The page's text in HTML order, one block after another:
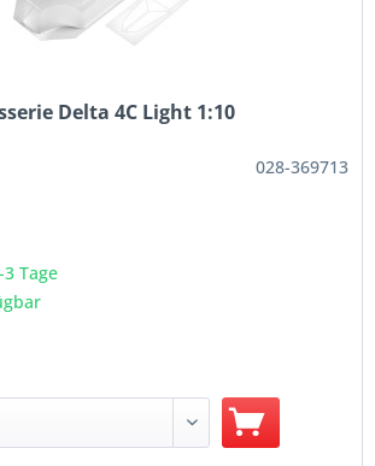
Delta 4C Light 1:10
028-369713
Tage